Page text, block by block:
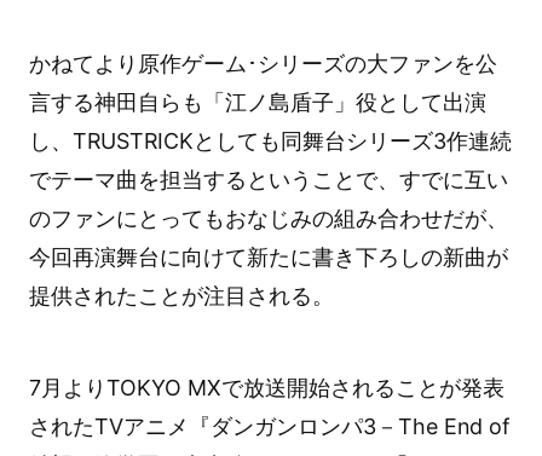
かねてより原作ゲーム･シリーズの大ファンを公
言する神田自らも「江ノ島盾子」役として出演
し、TRUSTRICKとしても同舞台シリーズ3作連続
でテーマ曲を担当するということで、すでに互い
のファンにとってもおなじみの組み合わせだが、
今回再演舞台に向けて新たに書き下ろしの新曲が
提供されたことが注目される。
7月よりTOKYO MXで放送開始されることが発表
されたTVアニメ『ダンガンロンパ3－The End of